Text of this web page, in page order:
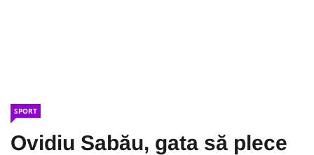
SPORT
Ovidiu Sabău, gata să plece